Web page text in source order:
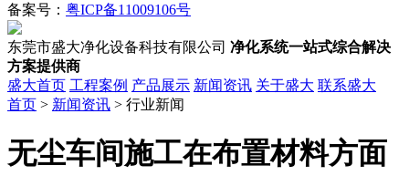
备案号： 粤ICP备11009106号
东莞市盛大净化设备科技有限公司 净化系统一站式综合解决
方案提供商
盛大首页 工程案例 产品展示 新闻资讯 关于盛大 联系盛大
首页 > 新闻资讯 > 行业新闻
无尘车间施工在布置材料方面